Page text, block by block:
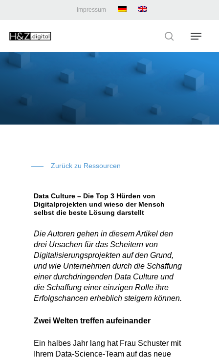
content
Impressum
search
Menu
Zurück zu Ressourcen
Data Culture – Die Top 3 Hürden von
Digitalprojekten und wieso der Mensch
selbst die beste Lösung darstellt
Die Autoren gehen in diesem Artikel den
drei Ursachen für das Scheitern von
Digitalisierungsprojekten auf den Grund,
und wie Unternehmen durch die Schaffung
einer durchdringenden Data Culture und
die Schaffung einer einzigen Rolle ihre
Erfolgschancen erheblich steigern können.
Zwei Welten treffen aufeinander
Ein halbes Jahr lang hat Frau Schuster mit
Ihrem Data-Science-Team auf das neue